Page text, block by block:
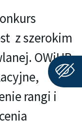
z szerokim
OWiUB
rangi i